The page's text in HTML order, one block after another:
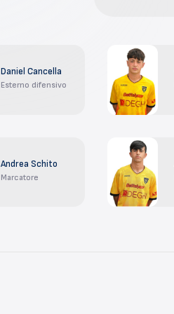
Daniel Cancella
Esterno difensivo
Andrea Schito
Marcatore